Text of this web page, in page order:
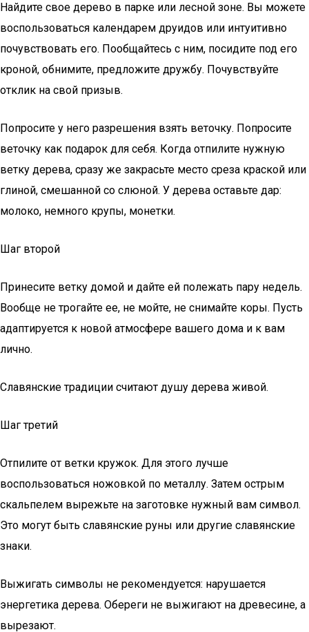
Найдите свое дерево в парке или лесной зоне. Вы можете
воспользоваться календарем друидов или интуитивно
почувствовать его. Пообщайтесь с ним, посидите под его
кроной, обнимите, предложите дружбу. Почувствуйте
отклик на свой призыв.
Попросите у него разрешения взять веточку. Попросите
веточку как подарок для себя. Когда отпилите нужную
ветку дерева, сразу же закрасьте место среза краской или
глиной, смешанной со слюной. У дерева оставьте дар:
молоко, немного крупы, монетки.
Шаг второй
Принесите ветку домой и дайте ей полежать пару недель.
Вообще не трогайте ее, не мойте, не снимайте коры. Пусть
адаптируется к новой атмосфере вашего дома и к вам
лично.
Славянские традиции считают душу дерева живой.
Шаг третий
Отпилите от ветки кружок. Для этого лучше
воспользоваться ножовкой по металлу. Затем острым
скальпелем вырежьте на заготовке нужный вам символ.
Это могут быть славянские руны или другие славянские
знаки.
Выжигать символы не рекомендуется: нарушается
энергетика дерева. Обереги не выжигают на древесине, а
вырезают.